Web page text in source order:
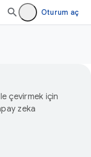
Oturum aç
çevirmek için
zeka